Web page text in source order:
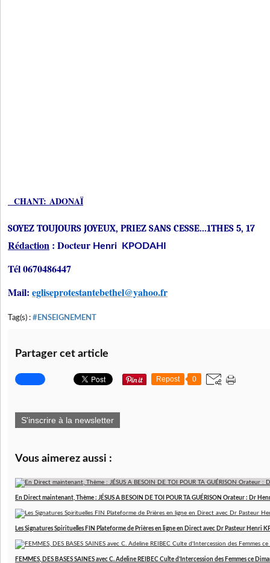
CHANT: ADONAÏ
SOYEZ TOUJOURS JOYEUX, PRIEZ SANS CESSE...1THES 5, 17
Rédaction : Docteur Henri KPODAHI
Tél 0670486447
Mail: egliseprotestantebethel@yahoo.fr
Tag(s) : #ENSEIGNEMENT
Partager cet article
Repost 0
S'inscrire à la newsletter
Vous aimerez aussi :
En Direct maintenant, Thème : JÉSUS A BESOIN DE TOI POUR TA GUÉRISON Orateur : Dr
Les Signatures Spirituelles FIN Plateforme de Prières en ligne en Direct avec Dr Pasteur Henri
FEMMES, DES BASES SAINES avec C. Adeline REIBEC Culte d'Intercession des Femmes ce